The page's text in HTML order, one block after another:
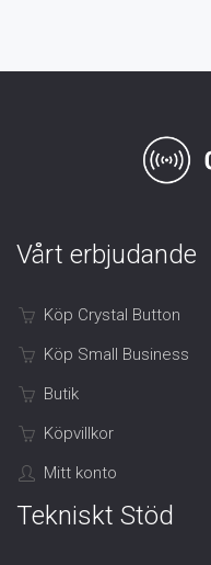
Vårt erbjudande
Köp Crystal Button
Köp Small Business
Butik
Köpvillkor
Mitt konto
Tekniskt Stöd